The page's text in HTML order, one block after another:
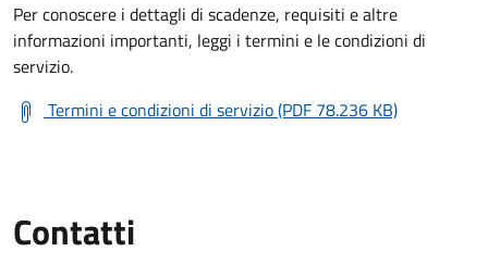
Per conoscere i dettagli di scadenze, requisiti e altre
informazioni importanti, leggi i termini e le condizioni di
servizio.
Termini e condizioni di servizio (PDF 78.236 KB)
Contatti